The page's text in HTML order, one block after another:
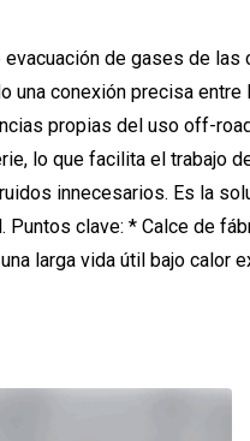
de gases de
conexión precisa
propias del uso off-
lo que facilita el trabajo
innecesarios. Es la
clave: * Calce de
larga vida útil bajo calor